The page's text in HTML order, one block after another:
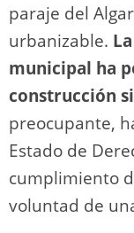
paraje del
urbanizable.
municipal ha
construcción
preocupante,
Estado de
cumplimiento
voluntad de